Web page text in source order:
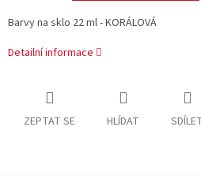
Barvy na sklo 22 ml - KORÁLOVÁ
Detailní informace
ZEPTAT SE HLÍDAT